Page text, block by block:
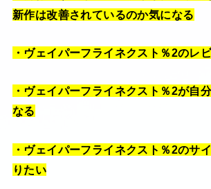
新作は改善されているのか気になる
・ヴェイパーフライネクスト％2のレ
・ヴェイパーフライネクスト％2が自
なる
・ヴェイパーフライネクスト％2のサ
りたい